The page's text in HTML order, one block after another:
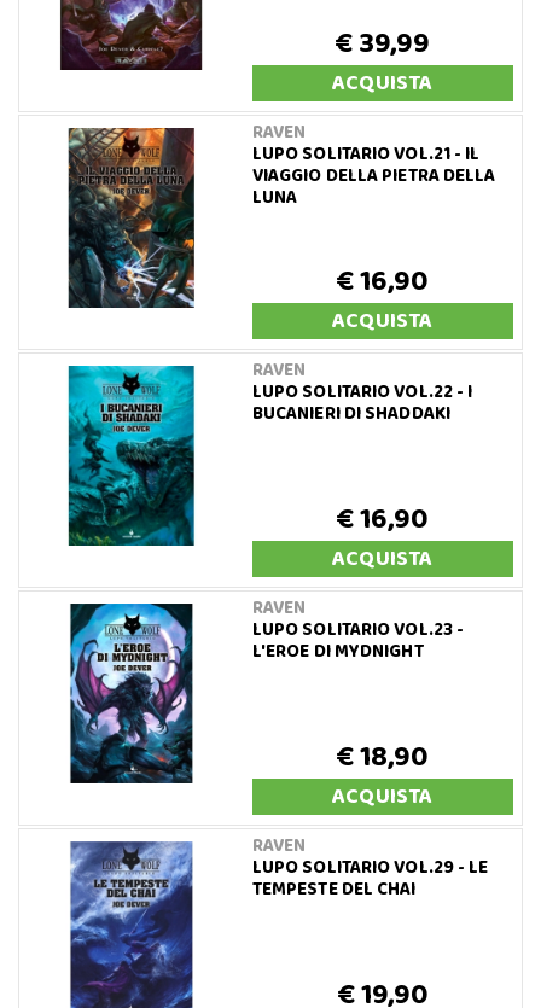
€ 39,99
ACQUISTA
RAVEN
LUPO SOLITARIO VOL.21 - IL
VIAGGIO DELLA PIETRA DELLA
LUNA
€ 16,90
ACQUISTA
RAVEN
LUPO SOLITARIO VOL.22 - I
BUCANIERI DI SHADDAKI
€ 16,90
ACQUISTA
RAVEN
LUPO SOLITARIO VOL.23 -
L'EROE DI MYDNIGHT
€ 18,90
ACQUISTA
RAVEN
LUPO SOLITARIO VOL.29 - LE
TEMPESTE DEL CHAI
€ 19,90